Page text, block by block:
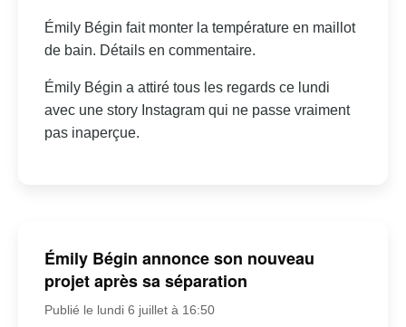
Émily Bégin fait monter la température en maillot
de bain. Détails en commentaire.
Émily Bégin a attiré tous les regards ce lundi
avec une story Instagram qui ne passe vraiment
pas inaperçue.
Émily Bégin annonce son nouveau
projet après sa séparation
Publié le lundi 6 juillet à 16:50